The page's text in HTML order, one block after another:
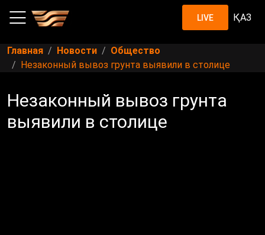
LIVE ҚАЗ
Главная Новости
Общество
Незаконный вывоз грунта выявили в столице
Незаконный вывоз грунта
выявили в столице